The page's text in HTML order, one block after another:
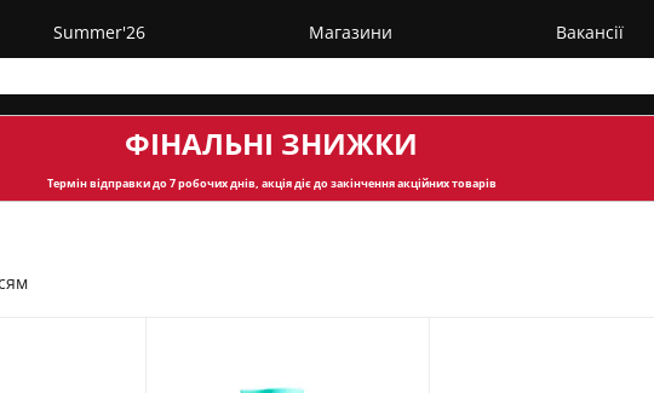
Summer'26 Магазини Вакансії
ФІНАЛЬНІ ЗНИЖКИ
Термін відправкидо 7 робочих днів, акція діє до закінчення акційних товарів